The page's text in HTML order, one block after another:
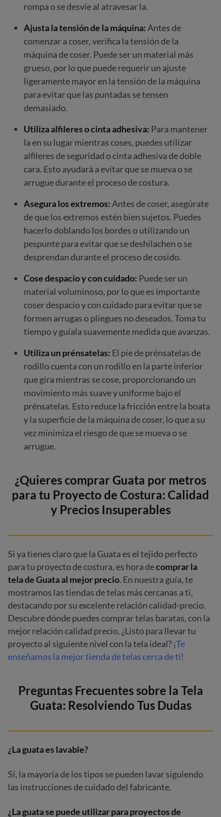
rompa o se desvíe al atravesar la.
Ajusta la tensión de la máquina:Antes de
comenzar a coser, verifica la tensión de la
máquina de coser. Puede ser un material más
grueso, por lo que puede requerir un ajuste
ligeramente mayor en la tensión de la máquina
para evitar que las puntadas se tensen
demasiado.
Utiliza alfileres o cinta adhesiva: Para mantener
la en su lugar mientras coses, puedes utilizar
alfileres de seguridad o cinta adhesiva de doble
cara. Esto ayudará a evitar que se mueva o se
arrugue durante el proceso de costura.
Asegura los extremos:Antes de coser, asegúrate
de que los extremos estén bien sujetos. Puedes
hacerlo doblando los bordes o utilizando un
pespunte para evitar que se deshilachen o se
desprendan durante el proceso de cosido.
Cose despacio y con cuidado: Puede ser un
material voluminoso, por lo que es importante
coser despacio y con cuidado para evitar que se
formen arrugas o pliegues no deseados. Toma tu
tiempo y guíala suavemente medida que avanzas.
Utiliza un prénsatelas: El pie de prénsatelas de
rodillo cuenta con un rodillo en la parte inferior
que gira mientras se cose, proporcionando un
movimiento más suave y uniforme bajo el
prénsatelas. Esto reduce la fricción entre la boata
y la superficie de la máquina de coser, lo que a su
vez minimiza el riesgo de que se mueva o se
arrugue.
¿Quieres comprar Guata por metros
para tu Proyecto de Costura: Calidad
y Precios Insuperables
Si ya tienes claro que la Guata es el tejido perfecto
para tu proyecto de costura, es hora decomprar la
tela de Guata al mejor precio. En nuestra guía, te
mostramos las tiendas de telas más cercanas a ti,
destacando por su excelente relación calidad-precio.
Descubre dónde puedes comprar telas baratas, con la
mejor relación calidad precio. ¿Listo para llevar tu
proyecto al siguiente nivel con la tela ideal? ¡Te
enseñamos la mejor tienda de telas cerca de ti!
Preguntas Frecuentes sobre la Tela
Guata: Resolviendo Tus Dudas
¿La guata es lavable?
Sí, la mayoría de los tipos se pueden lavar siguiendo
las instrucciones de cuidado del fabricante.
¿La guata se puede utilizar para proyectos de